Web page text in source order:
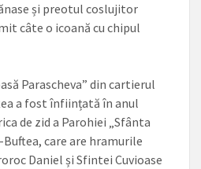
și preotul coslujitor
câte o icoană cu chipul
Parascheva” din cartierul
a fost înființată în anul
de zid a Parohiei „Sfânta
Buftea, care are hramurile
Daniel și Sfintei Cuvioase